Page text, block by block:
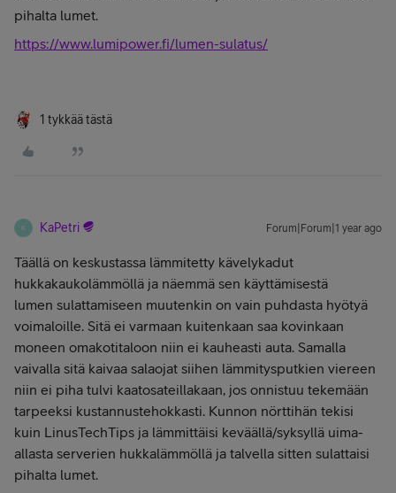
pihalta lumet.
https://www.lumipower.fi/lumen-sulatus/
1 tykkää tästä
K KaPetri Forum|Forum|1 year ago
Täällä on keskustassa lämmitetty kävelykadut
hukkakaukolämmöllä ja näemmä sen käyttämisestä
lumen sulattamiseen muutenkin on vain puhdasta hyötyä
voimaloille. Sitä ei varmaan kuitenkaan saa kovinkaan
moneen omakotitaloon niin ei kauheasti auta. Samalla
vaivalla sitä kaivaa salaojat siihen lämmitysputkien viereen
niin ei piha tulvi kaatosateillakaan, jos onnistuu tekemään
tarpeeksi kustannustehokkasti. Kunnon nörttihän tekisi
kuin LinusTechTips ja lämmittäisi keväällä/syksyllä uima-
allasta serverien hukkalämmöllä ja talvella sitten sulattaisi
pihalta lumet.